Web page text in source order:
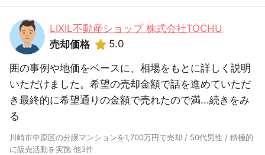
LIXIL不動産ショップ 株式会社TOCHU
売却価格
5.0
囲の事例や地価をベースに、相場をもとに詳しく説明
いただけました。希望の売却金額で話を進めていただ
き最終的に希望通りの金額で売れたので満...続きをみ
る
川崎市中原区の分譲マンションを1,700万円で売却 / 50代男性 / 積極的
に販売活動を実施 他3件